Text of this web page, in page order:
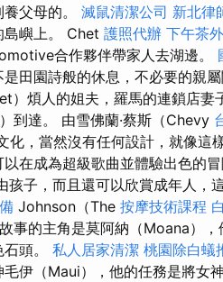
父母的。 滅鼠清潔公司 新北律
島嶼上。 Chet 護照代辦 下午茶
合作夥伴帶家人去湖邊。
田園詩般的休息，不必要的親屬
）煩人的姐夫，羅馬的連鎖店妻
到達。 由雪佛蘭·蔡斯（Chevy
化，當然沒有任何設計，就像這
在成為超級歌曲並體驗出色的
孩子，而且還可以欣賞成年人，
Johnson（The 按摩技術課程
故事的主角是莫阿納（Moana）
頭。 私人居家清潔 桃園除白蟻
伊（Maui），他的任務是將女